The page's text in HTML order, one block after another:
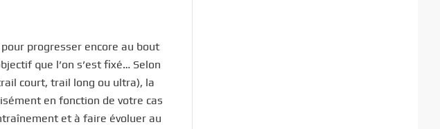
progresser encore au bout
que l’on s’est fixé… Selon
court, trail long ou ultra), la
en fonction de votre cas
et à faire évoluer au